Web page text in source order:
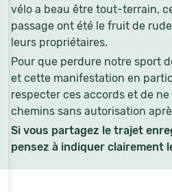
vélo a beau être tout-terrain,
passage ont été le fruit de
leurs propriétaires.
Pour que perdure notre sport
et cette manifestation en
respecter ces accords et de
chemins sans autorisation
Si vous partagez le trajet
pensez à indiquer clairement